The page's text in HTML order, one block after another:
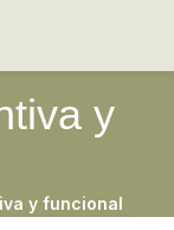
y
y funcional